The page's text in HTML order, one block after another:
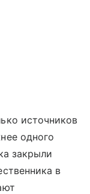
источников
одного
закрыли
в